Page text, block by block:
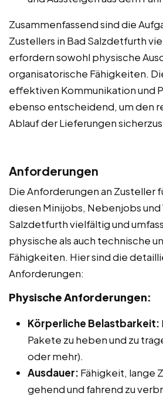
Zusammenfassend sind die
Zustellers in Bad Salzdetfurth
erfordern sowohl physische
organisatorische Fähigkeiten.
effektiven Kommunikation und
ebenso entscheidend, um den
Ablauf der Lieferungen
Anforderungen
Die Anforderungen an Zusteller
diesen Minijobs, Nebenjobs
Salzdetfurth vielfältig und
physische als auch technische
Fähigkeiten. Hier sind die
Anforderungen:
Physische Anforderungen:
Körperliche Belastbarkeit:
Pakete zu heben und zu
oder mehr).
Ausdauer: Fähigkeit, lange
gehend und fahrend zu